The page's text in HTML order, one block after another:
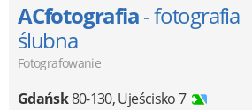
ACfotografia- fotografia
ślubna
Fotografowanie
Gdańsk80-130,Ujeścisko 7